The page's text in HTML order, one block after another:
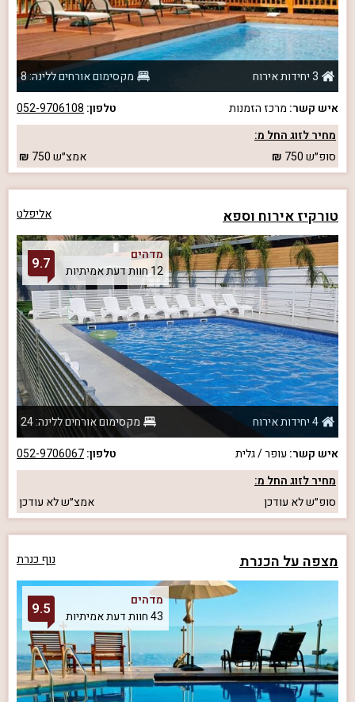
3 יחידות אירוח
מקסימום אורחים ללינה: 8
איש קשר: מרכז הזמנות טלפון: 052-9706108
מחיר לזוג החל מ:
סופ״ש750 אמצ״ש750
טורקיז אירוח וספא אליפלט
מדהים
12 חוות דעת אמיתיות
9.7
4 יחידות אירוח
מקסימום אורחים ללינה: 24
איש קשר: עופר / גלית טלפון:052-9706067
מחיר לזוג החל מ:
סופ״שלא עודכן אמצ״שלא עודכן
מצפה על הכנרת נוף כנרת
מדהים
43 חוות דעת אמיתיות
9.5